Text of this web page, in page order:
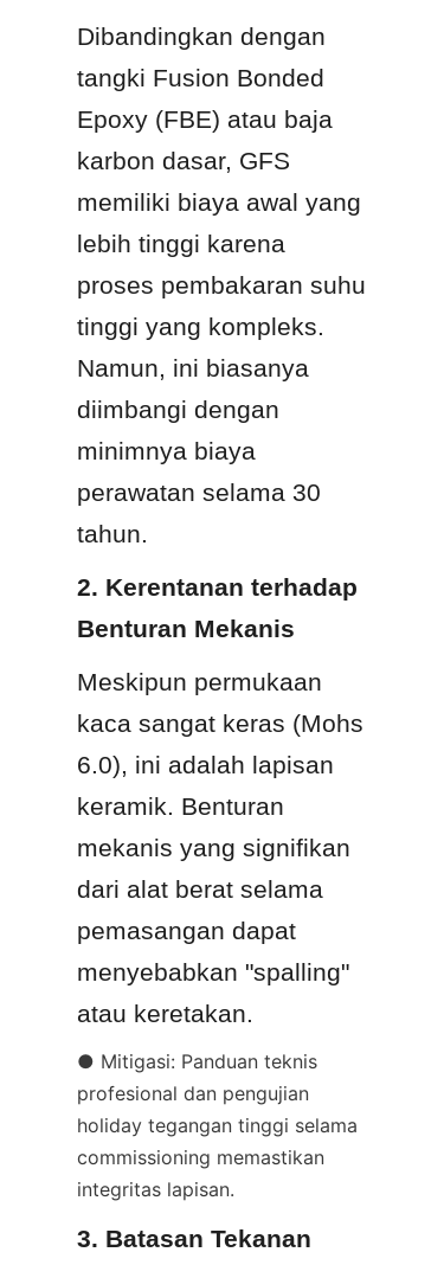
Dibandingkan dengan
tangki Fusion Bonded
Epoxy (FBE) atau baja
karbon dasar, GFS
memiliki biaya awal yang
lebih tinggi karena
proses pembakaran suhu
tinggi yang kompleks.
Namun, ini biasanya
diimbangi dengan
minimnya biaya
perawatan selama 30
tahun.
2. Kerentanan terhadap
Benturan Mekanis
Meskipun permukaan
kaca sangat keras (Mohs
6.0), ini adalah lapisan
keramik. Benturan
mekanis yang signifikan
dari alat berat selama
pemasangan dapat
menyebabkan "spalling"
atau keretakan.
● Mitigasi: Panduan teknis
profesional dan pengujian
holiday tegangan tinggi selama
commissioning memastikan
integritas lapisan.
3. Batasan Tekanan